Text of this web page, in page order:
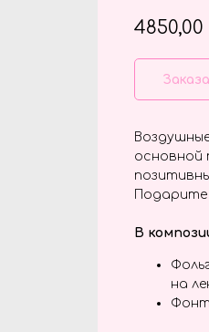
4850,00
основной
Подарите
В
на